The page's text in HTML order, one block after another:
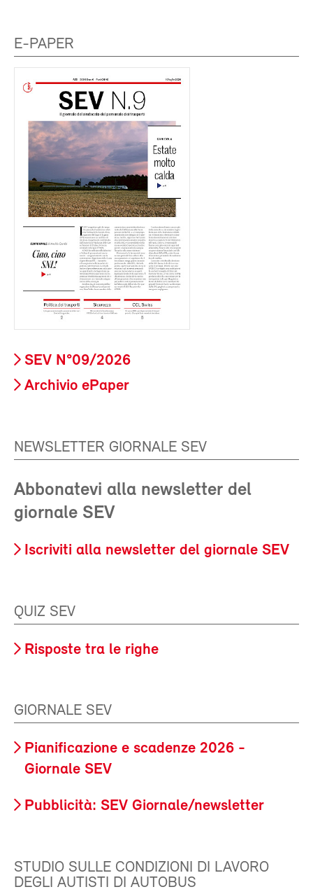
E-PAPER
SEV N°09/2026
Archivio ePaper
NEWSLETTER GIORNALE SEV
Abbonatevi alla newsletter del
giornale SEV
Iscriviti alla newsletter del giornale SEV
QUIZ SEV
Risposte tra le righe
GIORNALE SEV
Pianificazione e scadenze 2026 -
Giornale SEV
Pubblicità: SEV Giornale/newsletter
STUDIO SULLE CONDIZIONI DI LAVORO
DEGLI AUTISTI DI AUTOBUS